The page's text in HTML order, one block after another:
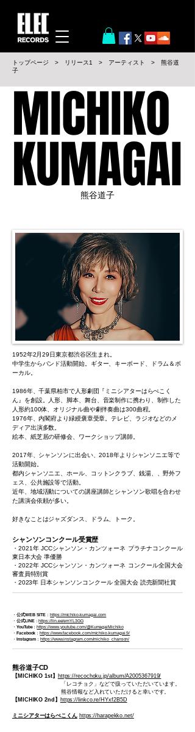
​トップページ > リリース1 > アーティスト > 熊谷道
子
MICHIKO
KUMAGAI
MICHIKO
KUMAGAI
​熊谷道子
1952年2月29日東京都渋谷区生まれ。
中学生からバンド活動開始。ギター、キーボード、ドラム＆ボ
ーカル。
1986年、千葉県柏市で人形劇団『ミニシアターはらぺこく
ん』を創設。人形、脚本、舞台、音楽制作に携わり、制作した
人形約100体、オリジナル曲や劇伴奏曲は300曲程。
1976年、内閣府より緑綬褒章受章。テレビ、ラジオなどのメ
ディア出演多数。
絵本、紙芝居の研修会、ワークショップ講師。
2017年、シャンソンに出会い、2018年よりシャンソニエ等で
活動開始。
都内シャンソニエ、ホール、コットンクラブ、銭湯、、野外フ
ェス、公共施設等で活動。
近年、地域活動についての講座講師とシャンソン歌唱を合わせ
た講演会依頼が多い。
好きなことはジャズダンス、ドラム、トーク。
シャンソンコンクール受賞歴
・2021年 JCCシャンソン・カンツォーネ プラチナコンクール
東日本大会 準優勝
・2022年 JCCシャンソン・カンツォーネ コンクール全国大会
審査員特別賞
・2023年 日本シャンソンコンクール 全国大会 読売新聞社賞​
・ 公式WEB SITE ： https://michiko-kumagai.com
・ 公式LINE： https://lin.ee/emYL3GG
・ YouTube： https://www.youtube.com/@KumagaiMichiko
・ Facebook ： https://www.facebook.com/michiko.kumagai.9/
・
Instagram ： https://www.instagram.com/michiko_chanson/
熊谷道子CD
【MICHIKO 1st】
https://recochoku.jp/album/A2005367919/
「レコチョク」などで扱っていただいています。
熊谷情報など入れていただけると幸いです。
【MICHIKO 2nd】
https://linkco.re/HYxf2B5D
ミニシアターはらぺこくん https://harapekko.net/